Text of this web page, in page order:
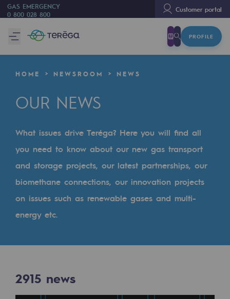
GAS EMERGENCY
0 800 028 800
Customer portal
PROFILE
We are
Teréga
Accelerator of energy transition
A local and European network
An adaptive and open organisation
An adaptive and open
Our culture and values
A certified organisation
HOME NEWSROOM NEWS
OUR NEWS
What issues drive Teréga? Here you will find all
you need to know about our new gas transport
and storage projects, our latest partnerships, our
biomethane connections, our innovation projects
on issues such as renewable gases and multi-
energy etc.
2915 NEWS
2915 news